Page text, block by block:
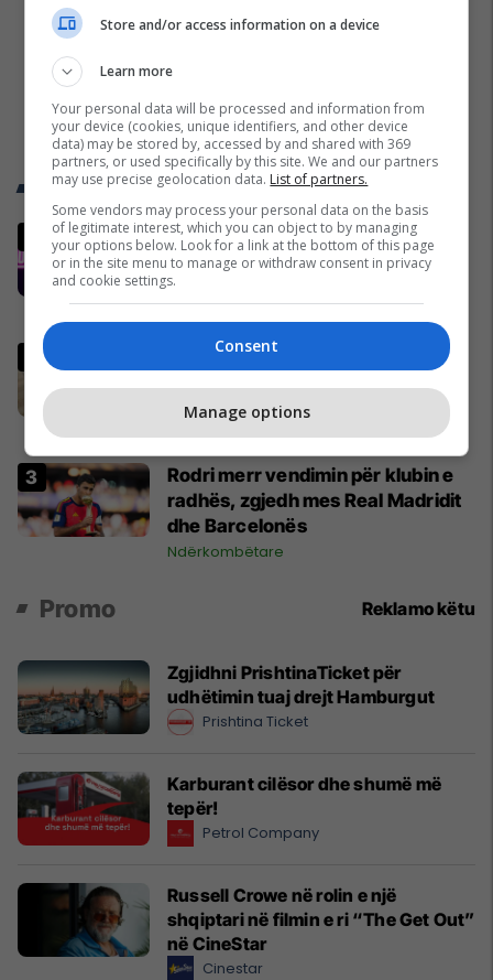
Trend Telegrafi
Një pleskavicë e ngrënë nga Dua
Lipa në Prishtinë në orën 04:28 të
mëngjesit - dhe bota digjitale
serbe shpall gjendjen e luftës
Enver RobelliSerbia
Vaj palme e përbërës të
kryesore të prezantuara nga
AUV-i pas kontrollit në sektorin e
qumështit
Rodri merr vendimin për klubin e
radhës, zgjedh mes Real Madridit
dhe Barcelonës
Ndërkombëtare
Promo Reklamo këtu
Zgjidhni PrishtinaTicket për
udhëtimin tuaj drejt Hamburgut
Prishtina Ticket
Karburant cilësor dhe shumë më
tepër!
Petrol Company
Russell Crowe në rolin e një
shqiptari në filmin e ri “The Get Out”
në CineStar
Cinestar
Store and/or access information on a device
Learn more
Your personal data will be processed and information from
your device (cookies, unique identifiers, and other device
data) may be stored by, accessed by and shared with 369
partners, or used specifically by this site. We and our partners
may use precise geolocation data. List of partners.
Some vendors may process your personal data on the basis
of legitimate interest, which you can object to by managing
your options below. Look for a link at the bottom of this page
or in the site menu to manage or withdraw consent in privacy
and cookie settings.
Consent
Manage options